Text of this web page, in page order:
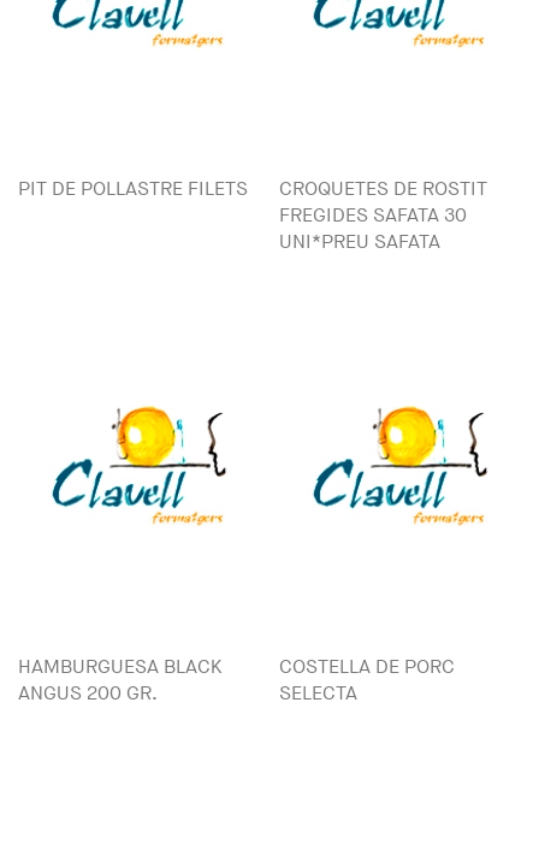
PIT DE POLLASTRE FILETS
CROQUETES DE ROSTIT
FREGIDES SAFATA 30
UNI*PREU SAFATA
HAMBURGUESA BLACK
ANGUS 200 GR.
COSTELLA DE PORC
SELECTA